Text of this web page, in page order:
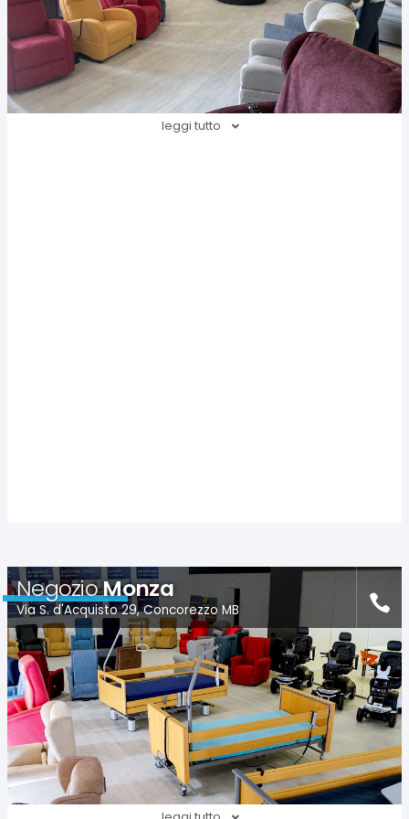
leggi tutto
NegozioMonza
Via S. d'Acquisto 29, Concorezzo MB